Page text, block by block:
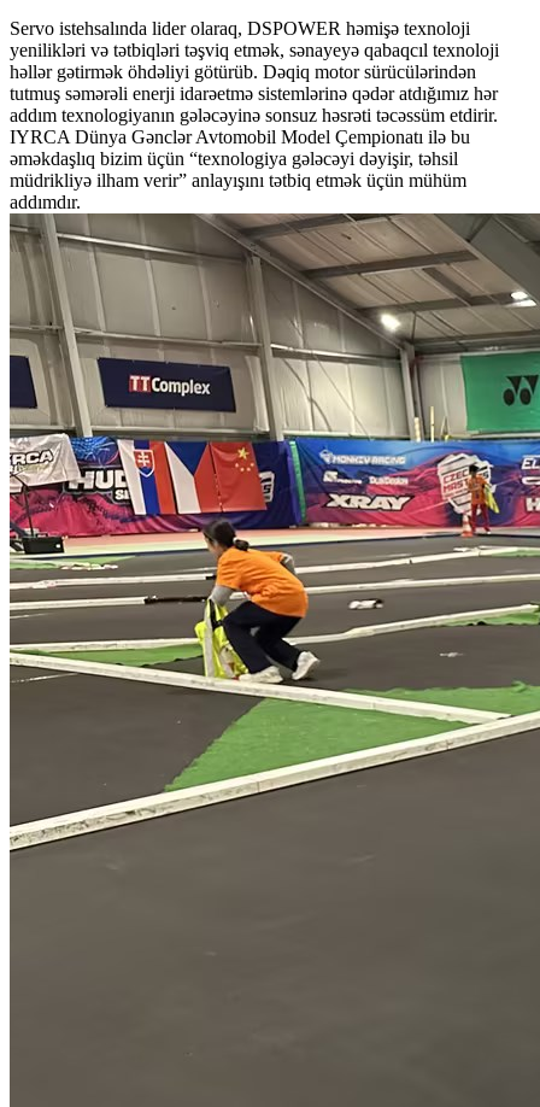
Servo istehsalında lider olaraq, DSPOWER həmişə texnoloji
yenilikləri və tətbiqləri təşviq etmək, sənayeyə qabaqcıl texnoloji
həllər gətirmək öhdəliyi götürüb. Dəqiq motor sürücülərindən
tutmuş səmərəli enerji idarəetmə sistemlərinə qədər atdığımız hər
addım texnologiyanın gələcəyinə sonsuz həsrəti təcəssüm etdirir.
IYRCA Dünya Gənclər Avtomobil Model Çempionatı ilə bu
əməkdaşlıq bizim üçün “texnologiya gələcəyi dəyişir, təhsil
müdrikliyə ilham verir” anlayışını tətbiq etmək üçün mühüm
addımdır.